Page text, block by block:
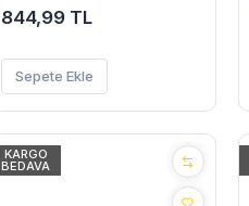
844,99 TL
Sepete Ekle
KARGO
BEDAVA